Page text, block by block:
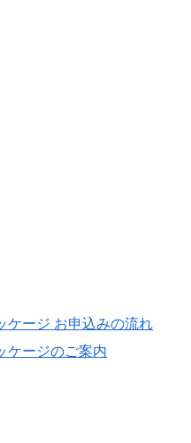
ケージ お申込みの流れ
ケージのご案内